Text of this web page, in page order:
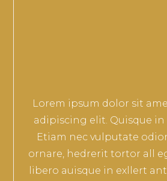
Lorem ipsum dolor sit
adipiscing elit. Quisque
Etiam nec vulputate
ornare, hedrerit tortor all
libero auisque in exllert